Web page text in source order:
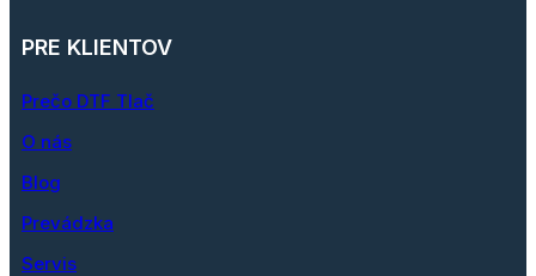
PRE KLIENTOV
Prečo DTF Tlač
O nás
Blog
Prevádzka
Servis